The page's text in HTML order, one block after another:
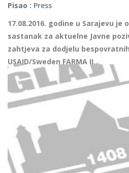
Pisao : Press
17.08.2016. godine u Sarajevu
sastanak za aktuelne Javne
zahtjeva za dodjelu
USAID/Sweden FARMA II...
Više...